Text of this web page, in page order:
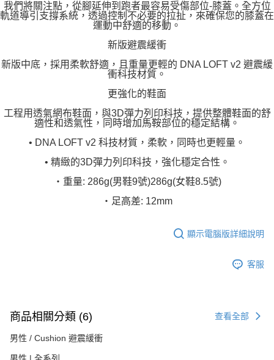
我們將關注點，從腳延伸到跑者最容易受傷部位-膝蓋。全方位
軌道導引支撐系統，透過控制不必要的拉扯，來確保您的膝蓋在
運動中舒適的移動。
新版避震緩衝
新版中底，採用柔軟舒適，且重量更輕的 DNA LOFT v2 避震緩
衝科技材質。
更強化的鞋面
工程用透氣網布鞋面，與3D彈力列印科技，提供整體鞋面的舒
適性和透氣性，同時增加馬鞍部位的穩定結構。
• DNA LOFT v2 科技材質，柔軟，同時也更輕量。
• 精緻的3D彈力列印科技，強化穩定合性。
‧重量: 286g(男鞋9號)286g(女鞋8.5號)
‧足高差: 12mm
顯示電腦版詳細說明
客服
商品相關分類 (6) 查看全部
男性 / Cushion 避震緩衝